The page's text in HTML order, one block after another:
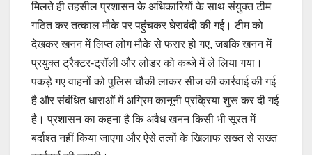
मिलते ही तहसील प्रशासन के अधिकारियों के साथ संयुक्त टीम
गठित कर तत्काल मौके पर पहुंचकर घेराबंदी की गई। टीम को
देखकर खनन में लिप्त लोग मौके से फरार हो गए, जबकि खनन में
प्रयुक्त ट्रैक्टर-ट्रॉली और लोडर को कब्जे में ले लिया गया।
पकड़े गए वाहनों को पुलिस चौकी लाकर सीज की कार्रवाई की गई
है और संबंधित धाराओं में अग्रिम कानूनी प्रक्रिया शुरू कर दी गई
है। प्रशासन का कहना है कि अवैध खनन किसी भी सूरत में
बर्दाश्त नहीं किया जाएगा और ऐसे तत्वों के खिलाफ सख्त से सख्त